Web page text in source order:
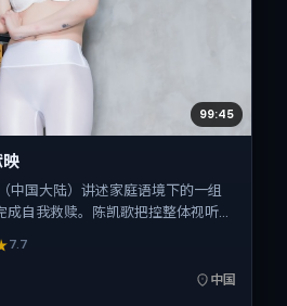
99:45
映
中国大陆）讲述家庭语境下的一组
自我救赎。陈凯歌把控整体视听语
起陆续登陆院线与网络平台，春
钟。
7.7
中国